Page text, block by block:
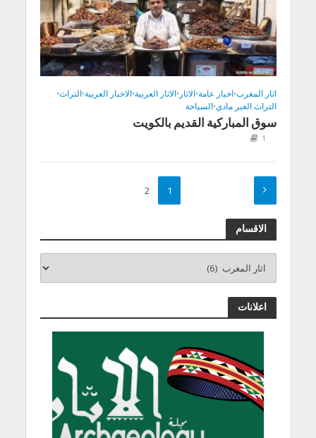
اثار المغرب•اخبار عامة•الاثار •الاثار العربية•الاخبار العربية•التراث•
التراث الغير مادي•السياحة
سوق المباركية القديم بالكويت
1
1
2
الاقسام
اعلانات